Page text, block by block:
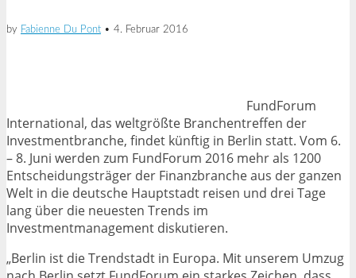
by Fabienne Du Pont • 4. Februar 2016
FundForum
International, das weltgrößte Branchentreffen der
Investmentbranche, findet künftig in Berlin statt. Vom 6.
– 8. Juni werden zum FundForum 2016 mehr als 1200
Entscheidungsträger der Finanzbranche aus der ganzen
Welt in die deutsche Hauptstadt reisen und drei Tage
lang über die neuesten Trends im
Investmentmanagement diskutieren.
„Berlin ist die Trendstadt in Europa. Mit unserem Umzug